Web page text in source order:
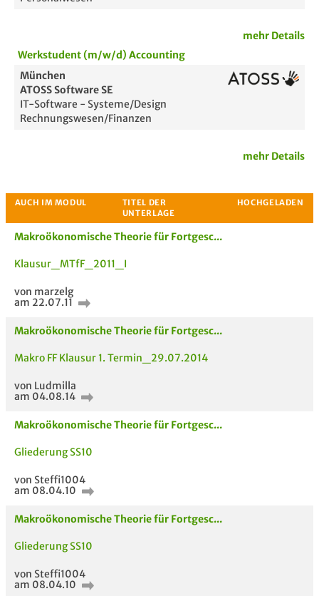
mehr Details
Werkstudent (m/w/d) Accounting
München
ATOSS Software SE
IT-Software - Systeme/Design
Rechnungswesen/Finanzen
mehr Details
Makroökonomische Theorie für Fortgesc...
Klausur_MTfF_2011_I
von marzelg
am 22.07.11
Makroökonomische Theorie für Fortgesc...
Makro FF Klausur 1. Termin_29.07.2014
von Ludmilla
am 04.08.14
Makroökonomische Theorie für Fortgesc...
Gliederung SS10
von Steffi1004
am 08.04.10
Makroökonomische Theorie für Fortgesc...
Gliederung SS10
von Steffi1004
am 08.04.10